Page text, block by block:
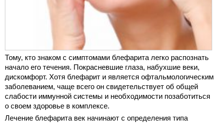
Тому, кто знаком с симптомами блефарита легко распознать
начало его течения. Покрасневшие глаза, набухшие веки,
дискомфорт. Хотя блефарит и является офтальмологическим
заболеванием, чаще всего он свидетельствует об общей
слабости иммунной системы и необходимости позаботиться
о своем здоровье в комплексе.
Лечение блефарита век начинают с определения типа